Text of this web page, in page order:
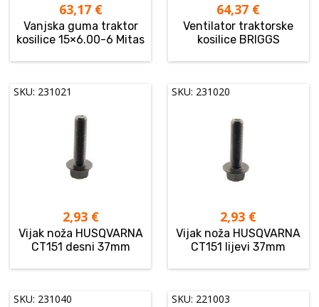
63,17 €
Vanjska guma traktor
kosilice 15×6.00-6 Mitas
64,37 €
Ventilator traktorske
kosilice BRIGGS
SKU: 231021
2,93 €
Vijak noža HUSQVARNA
CT151 desni 37mm
SKU: 231020
2,93 €
Vijak noža HUSQVARNA
CT151 lijevi 37mm
SKU: 231040 SKU: 221003